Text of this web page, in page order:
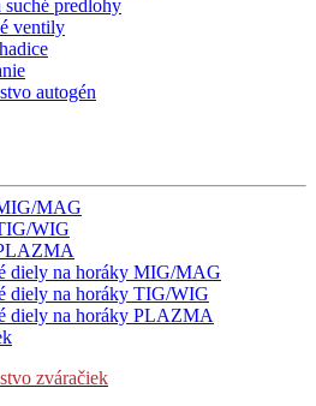
suché predlohy
ventily
autogén
MAG
WIG
diely na horáky MIG/MAG
diely na horáky TIG/WIG
diely na horáky PLAZMA
zváračiek